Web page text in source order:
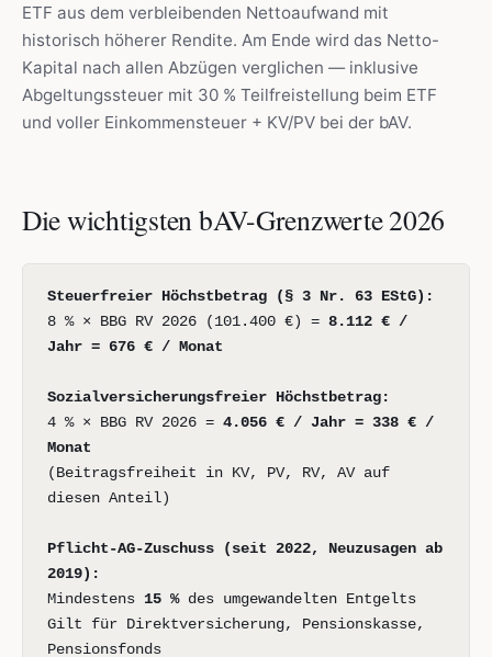
ETF aus dem verbleibenden Nettoaufwand mit
historisch höherer Rendite. Am Ende wird das Netto-
Kapital nach allen Abzügen verglichen — inklusive
Abgeltungssteuer mit 30 % Teilfreistellung beim ETF
und voller Einkommensteuer + KV/PV bei der bAV.
Die wichtigsten bAV-Grenzwerte 2026
Steuerfreier Höchstbetrag (§ 3 Nr. 63 EStG):
8 % × BBG RV 2026 (101.400 €) = 8.112 € /
Jahr = 676 € / Monat
Sozialversicherungsfreier Höchstbetrag:
4 % × BBG RV 2026 = 4.056 € / Jahr = 338 € /
Monat
(Beitragsfreiheit in KV, PV, RV, AV auf
diesen Anteil)
Pflicht-AG-Zuschuss (seit 2022, Neuzusagen ab
2019):
Mindestens 15 %des umgewandelten Entgelts
Gilt für Direktversicherung, Pensionskasse,
Pensionsfonds